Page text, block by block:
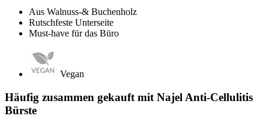
Aus Walnuss-& Buchenholz
Rutschfeste Unterseite
Must-have für das Büro
Vegan
Häufig zusammen gekauft mit Najel Anti-Cellulitis
Bürste